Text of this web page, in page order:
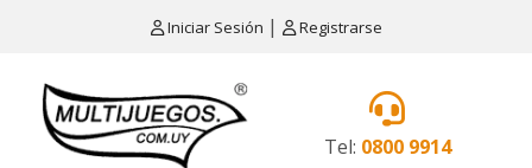
Iniciar Sesión | Registrarse
Tel: 0800 9914
MENÚ